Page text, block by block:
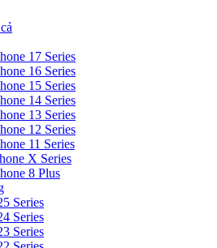
17 Series
16 Series
15 Series
14 Series
13 Series
12 Series
11 Series
X Series
8 Plus
Series
Series
Series